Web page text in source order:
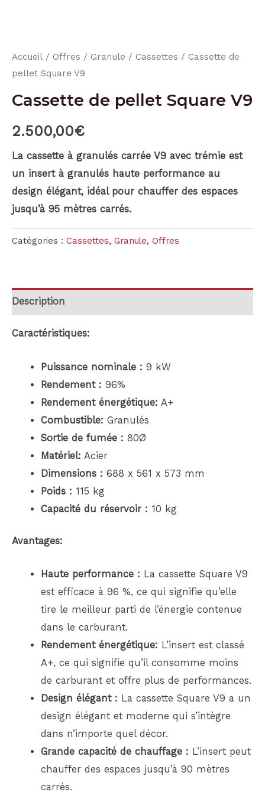
Accueil / Offres / Granule / Cassettes / Cassette de
pellet Square V9
Cassette de pellet Square V9
2.500,00€
La cassette à granulés carrée V9 avec trémie est
un insert à granulés haute performance au
design élégant, idéal pour chauffer des espaces
jusqu’à 95 mètres carrés.
Catégories : Cassettes, Granule, Offres
Description
Caractéristiques:
Puissance nominale : 9 kW
Rendement : 96%
Rendement énergétique: A+
Combustible: Granulés
Sortie de fumée : 80Ø
Matériel: Acier
Dimensions : 688 x 561 x 573 mm
Poids : 115 kg
Capacité du réservoir : 10 kg
Avantages:
Haute performance : La cassette Square V9
est efficace à 96 %, ce qui signifie qu’elle
tire le meilleur parti de l’énergie contenue
dans le carburant.
Rendement énergétique: L’insert est classé
A+, ce qui signifie qu’il consomme moins
de carburant et offre plus de performances.
Design élégant : La cassette Square V9 a un
design élégant et moderne qui s’intègre
dans n’importe quel décor.
Grande capacité de chauffage : L’insert peut
chauffer des espaces jusqu’à 90 mètres
carrés.